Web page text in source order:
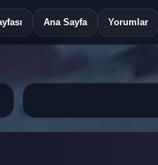
Ana Sayfa Yorumlar